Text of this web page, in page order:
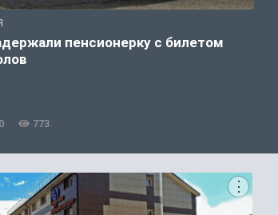
пенсионерку с билетом
773